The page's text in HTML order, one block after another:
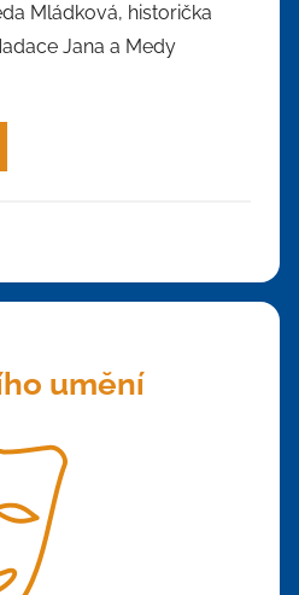
Mládková, historička
Jana a Medy
umění